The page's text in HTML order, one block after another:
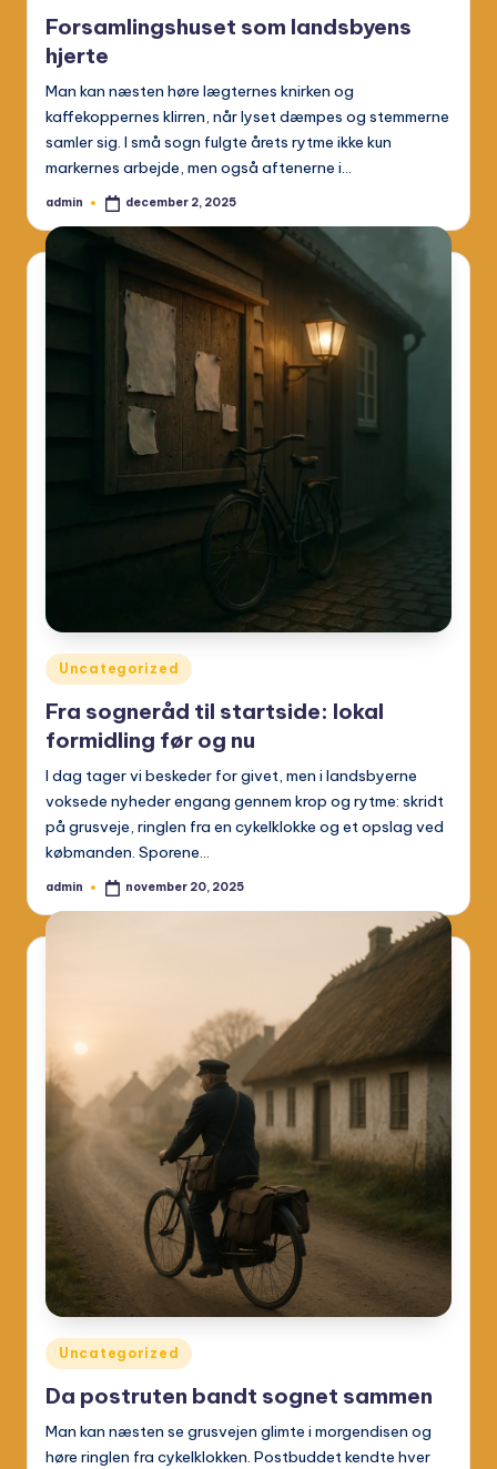
Forsamlingshuset som landsbyens
hjerte
Man kan næsten høre lægternes knirken og
kaffekoppernes klirren, når lyset dæmpes og stemmerne
samler sig. I små sogn fulgte årets rytme ikke kun
markernes arbejde, men også aftenerne i…
Posted
admin december 2, 2025
Posted
in
Uncategorized
Fra sogneråd til startside: lokal
formidling før og nu
I dag tager vi beskeder for givet, men i landsbyerne
voksede nyheder engang gennem krop og rytme: skridt
på grusveje, ringlen fra en cykelklokke og et opslag ved
købmanden. Sporene…
Posted
admin november 20, 2025
Posted
in
Uncategorized
Da postruten bandt sognet sammen
Man kan næsten se grusvejen glimte i morgendisen og
høre ringlen fra cykelklokken. Postbuddet kendte hver